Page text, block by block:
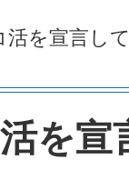
活を宣言し
を宣